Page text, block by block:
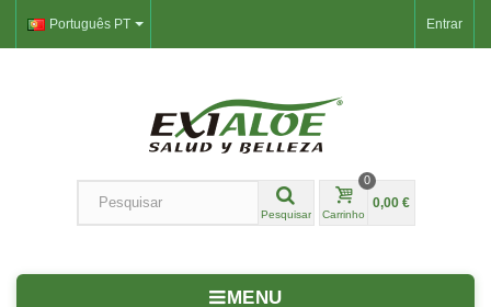
Entrar
Português PT
Pesquisar Carrinho
0
0,00 €
MENU